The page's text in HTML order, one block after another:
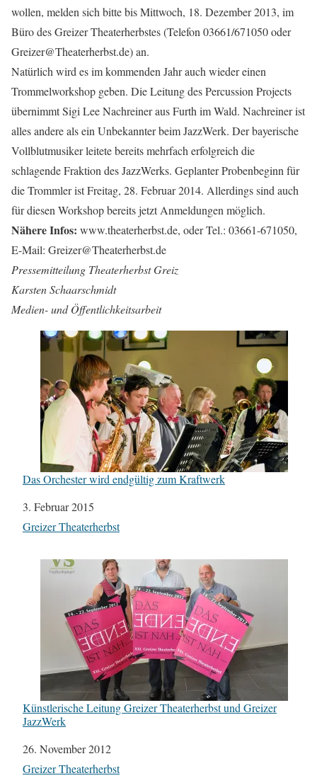
wollen, melden sich bitte bis Mittwoch, 18. Dezember 2013, im
Büro des Greizer Theaterherbstes (Telefon 03661/671050 oder
Greizer@Theaterherbst.de) an.
Natürlich wird es im kommenden Jahr auch wieder einen
Trommelworkshop geben. Die Leitung des Percussion Projects
übernimmt Sigi Lee Nachreiner aus Furth im Wald. Nachreiner ist
alles andere als ein Unbekannter beim JazzWerk. Der bayerische
Vollblutmusiker leitete bereits mehrfach erfolgreich die
schlagende Fraktion des JazzWerks. Geplanter Probenbeginn für
die Trommler ist Freitag, 28. Februar 2014. Allerdings sind auch
für diesen Workshop bereits jetzt Anmeldungen möglich.
Nähere Infos: www.theaterherbst.de, oder Tel.: 03661-671050,
E-Mail: Greizer@Theaterherbst.de
Pressemitteilung Theaterherbst Greiz
Karsten Schaarschmidt
Medien- und Öffentlichkeitsarbeit
Das Orchester wird endgültig zum Kraftwerk
Datum
3. Februar 2015
In Bezug auf
Greizer Theaterherbst
Künstlerische Leitung Greizer Theaterherbst und Greizer
JazzWerk
Datum
26. November 2012
In Bezug auf
Greizer Theaterherbst